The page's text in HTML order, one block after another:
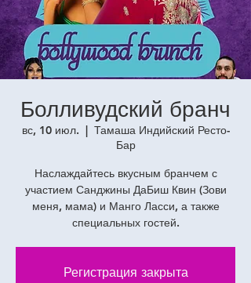
Болливудский бранч
вс, 10 июл.
Тамаша Индийский Ресто-
Бар
Наслаждайтесь вкусным бранчем с
участием Санджины ДаБиш Квин (Зови
меня, мама) и Манго Ласси, а также
специальных гостей.
Регистрация закрыта